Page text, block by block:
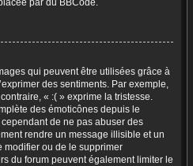
par du BBCode.
qui peuvent être utilisées grâce à
des sentiments. Par exemple,
« :( » exprime la tristesse.
des émoticônes depuis le
de ne pas abuser des
rendre un message illisible et un
modifier ou de le supprimer
du forum peuvent également limiter le